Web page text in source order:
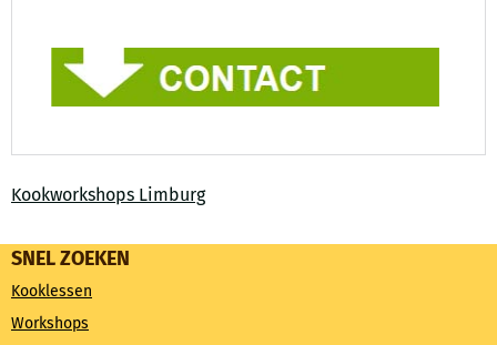
Kookworkshops Limburg
SNEL ZOEKEN
Kooklessen
Workshops